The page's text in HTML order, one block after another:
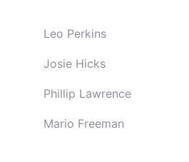
Leo Perkins
Josie Hicks
Phillip Lawrence
Mario Freeman